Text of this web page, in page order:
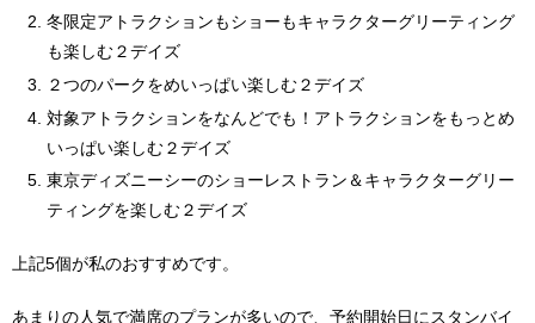
冬限定アトラクションもショーもキャラクターグリーティング
も楽しむ２デイズ
２つのパークをめいっぱい楽しむ２デイズ
対象アトラクションをなんどでも！アトラクションをもっとめ
いっぱい楽しむ２デイズ
東京ディズニーシーのショーレストラン＆キャラクターグリー
ティングを楽しむ２デイズ
上記5個が私のおすすめです。
あまりの人気で満席のプランが多いので、予約開始日にスタンバイ